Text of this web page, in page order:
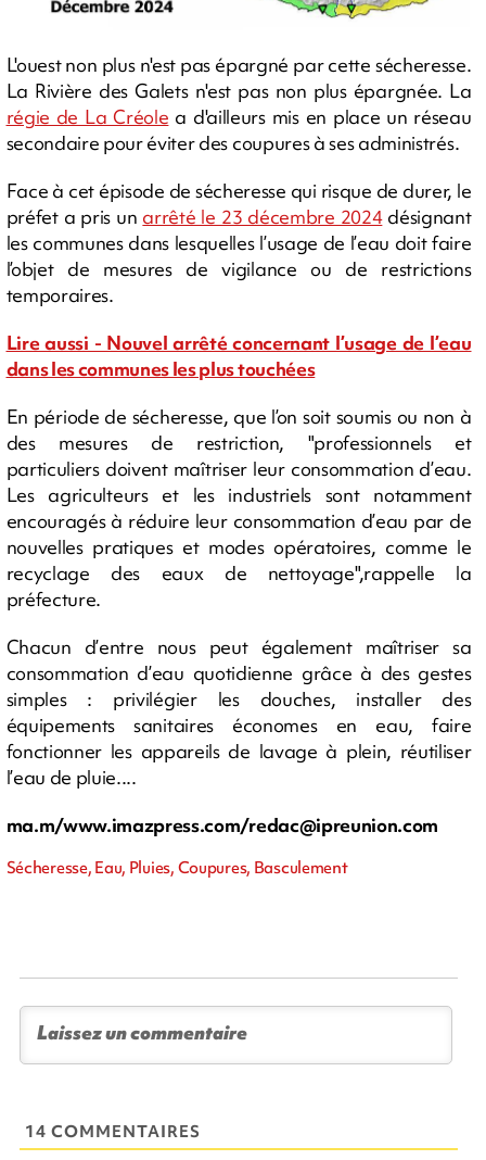
L'ouest non plus n'est pas épargné par cette sécheresse.
La Rivière des Galets n'est pas non plus épargnée. La
régie de La Créole a d'ailleurs mis en place un réseau
secondaire pour éviter des coupures à ses administrés.
Face à cet épisode de sécheresse qui risque de durer, le
préfet a pris un arrêté le 23 décembre 2024désignant
les communes dans lesquelles l’usage de l’eau doit faire
l’objet de mesures de vigilance ou de restrictions
temporaires.
Lire aussi - Nouvel arrêté concernant l’usage de l’eau
dans les communes les plus touchées
En période de sécheresse, que l’on soit soumis ou non à
des mesures de restriction, "professionnels et
particuliers doivent maîtriser leur consommation d’eau.
Les agriculteurs et les industriels sont notamment
encouragés à réduire leur consommation d’eau par de
nouvelles pratiques et modes opératoires, comme le
recyclage des eaux de nettoyage",rappelle la
préfecture.
Chacun d’entre nous peut également maîtriser sa
consommation d’eau quotidienne grâce à des gestes
simples : privilégier les douches, installer des
équipements sanitaires économes en eau, faire
fonctionner les appareils de lavage à plein, réutiliser
l’eau de pluie....
ma.m/www.imazpress.com/redac@ipreunion.com
Sécheresse, Eau, Pluies, Coupures, Basculement
14 COMMENTAIRES